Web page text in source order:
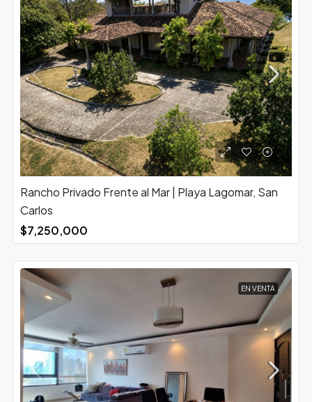
Rancho Privado Frente al Mar | Playa Lagomar, San
Carlos
$7,250,000
EN VENTA